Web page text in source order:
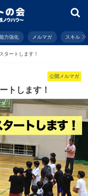
力強化 メルマガ スキル
タートします！
公開メルマガ
トします！